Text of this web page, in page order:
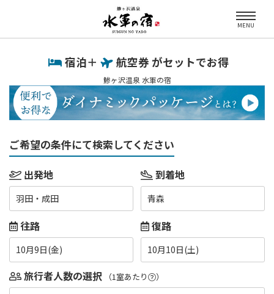
MENU
宿泊＋ 航空券 がセットでお得
鯵ヶ沢温泉 水軍の宿
ご希望の条件にて検索してください
出発地
羽田・成田
到着地
青森
往路
10月9日(金)
復路
10月10日(土)
旅行者人数の選択 （1室あたり ）